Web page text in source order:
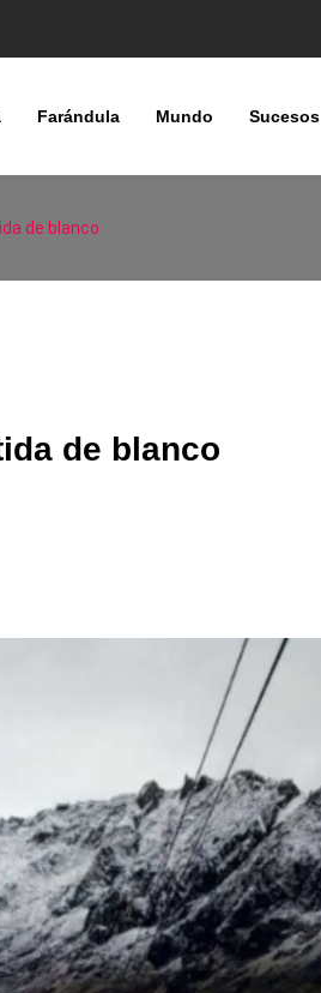
Farándula Mundo Sucesos
de blanco
de blanco